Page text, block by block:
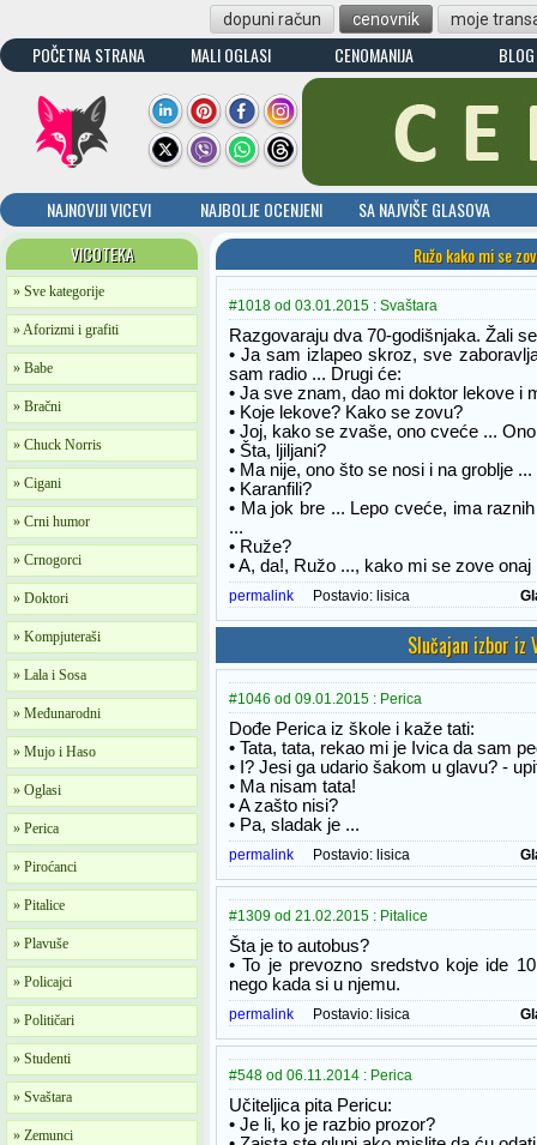
dopuni račun cenovnik moje
POČETNA STRANA MALI OGLASI CENOMANIJA BLOG
NAJNOVIJI VICEVI NAJBOLJE OCENJENI
SA NAJVIŠE GLASOVA
VICOTEKA
» Sve kategorije
» Aforizmi i grafiti
» Babe
» Bračni
» Chuck Norris
» Cigani
» Crni humor
» Crnogorci
» Doktori
» Kompjuteraši
» Lala i Sosa
» Međunarodni
» Mujo i Haso
» Oglasi
» Perica
» Piroćanci
» Pitalice
» Plavuše
» Policajci
» Političari
» Studenti
» Svaštara
» Zemunci
Ružo kako mi se
#1018 od 03.01.2015 : Svaštara
Razgovaraju dva 70-godišnjaka. Žali
• Ja sam izlapeo skroz, sve
sam radio ... Drugi će:
• Ja sve znam, dao mi doktor lekove i
• Koje lekove? Kako se zovu?
• Joj, kako se zvaše, ono cveće ...
• Šta, ljiljani?
• Ma nije, ono što se nosi i na groblje ...
• Karanfili?
• Ma jok bre ... Lepo cveće, ima
...
• Ruže?
• A, da!, Ružo ..., kako mi se zove
permalink Postavio: lisica
Slučajan izbor iz
#1046 od 09.01.2015 : Perica
Dođe Perica iz škole i kaže tati:
• Tata, tata, rekao mi je Ivica da sam
• I? Jesi ga udario šakom u glavu? -
• Ma nisam tata!
• A zašto nisi?
• Pa, sladak je ...
permalink Postavio: lisica
#1309 od 21.02.2015 : Pitalice
Šta je to autobus?
• To je prevozno sredstvo koje ide
nego kada si u njemu.
permalink Postavio: lisica
#548 od 06.11.2014 : Perica
Učiteljica pita Pericu:
• Je li, ko je razbio prozor?